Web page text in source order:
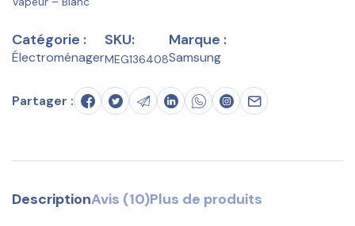
Catégorie :
Électroménager
SKU:
MEG136408
Marque :
Samsung
Partager :
DescriptionAvis (10)Plus de produits